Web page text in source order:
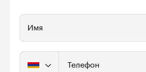
Имя
Телефон